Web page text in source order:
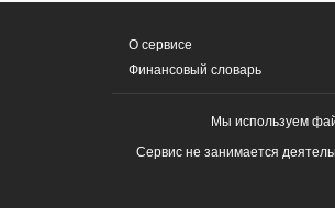
О сервисе
Финансовый словарь
Мы используем
Сервис не занимается